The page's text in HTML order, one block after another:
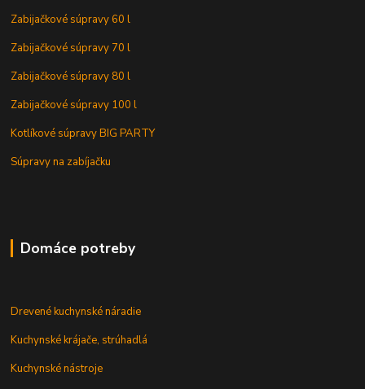
Zabijačkové súpravy 60 l
Zabijačkové súpravy 70 l
Zabijačkové súpravy 80 l
Zabijačkové súpravy 100 l
Kotlíkové súpravy BIG PARTY
Súpravy na zabíjačku
Domáce potreby
Drevené kuchynské náradie
Kuchynské krájače, strúhadlá
Kuchynské nástroje